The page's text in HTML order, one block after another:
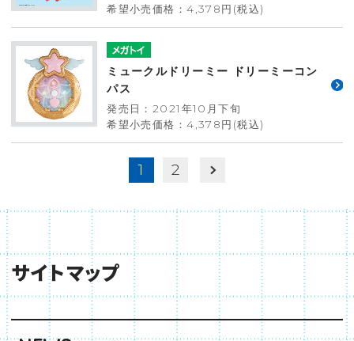
希望小売価格：4,378円(税込)
ミュークルドリーミー ドリーミーコン
パス
発売日：2021年10月下旬
希望小売価格：4,378円(税込)
1 2
サイトマップ